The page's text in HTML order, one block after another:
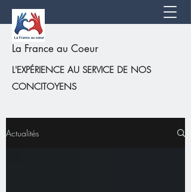
La France au Coeur
L'EXPÉRIENCE AU SERVICE DE NOS
CONCITOYENS
Actualités